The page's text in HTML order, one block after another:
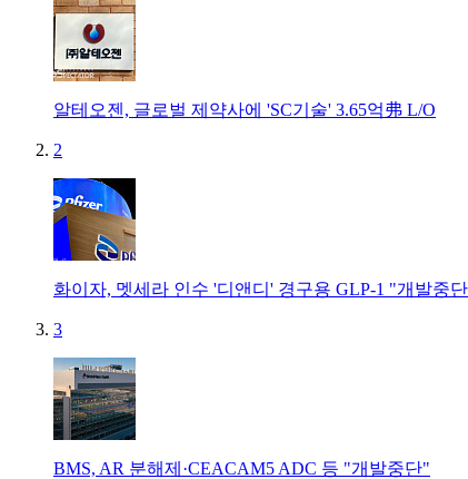
알테오젠, 글로벌 제약사에 'SC기술' 3.65억弗 L/O
2
화이자, 멧세라 인수 '디앤디' 경구용 GLP-1 "개발중
3
BMS, AR 분해제·CEACAM5 ADC 등 "개발중단"